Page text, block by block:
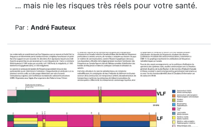
... mais nie les risques très réels pour votre santé.
Par : André Fauteux